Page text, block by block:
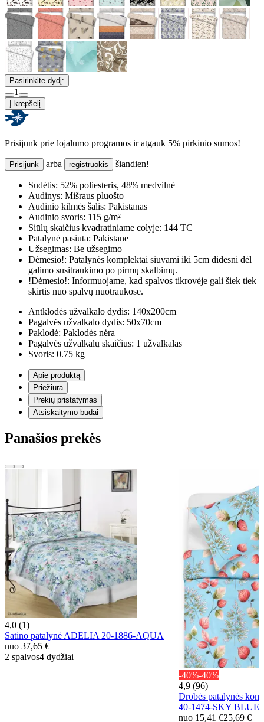
Pasirinkite dydį:
1
Į krepšelį
Prisijunk prie lojalumo programos ir atgauk 5% pirkinio sumos!
Prisijunk arba registruokis šiandien!
Sudėtis: 52% poliesteris, 48% medvilnė
Audinys: Mišraus pluošto
Audinio kilmės šalis: Pakistanas
Audinio svoris: 115 g/m²
Siūlų skaičius kvadratiniame colyje: 144 TC
Patalynė pasiūta: Pakistane
Užsegimas: Be užsegimo
Dėmesio!: Patalynės komplektai siuvami iki 5cm didesni dėl
galimo susitraukimo po pirmų skalbimų.
!Dėmesio!: Informuojame, kad spalvos tikrovėje gali šiek tiek
skirtis nuo spalvų nuotraukose.
Antklodės užvalkalo dydis: 140x200cm
Pagalvės užvalkalo dydis: 50x70cm
Paklodė: Paklodės nėra
Pagalvės užvalkalų skaičius: 1 užvalkalas
Svoris: 0.75 kg
Apie produktą
Priežiūra
Prekių pristatymas
Atsiskaitymo būdai
Panašios prekės
4,0 (1)
Satino patalynė ADELIA 20-1886-AQUA
nuo 37,65 €
2 spalvos4 dydžiai
-40%-40%
4,9 (96)
Drobės patalynės
40-1474-SKY BLUE
nuo 15,41 €25,69 €